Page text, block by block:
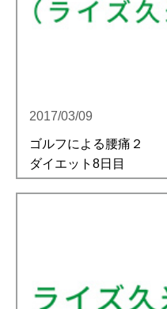
2017/03/09
ゴルフによる腰痛２
ダイエット8日目